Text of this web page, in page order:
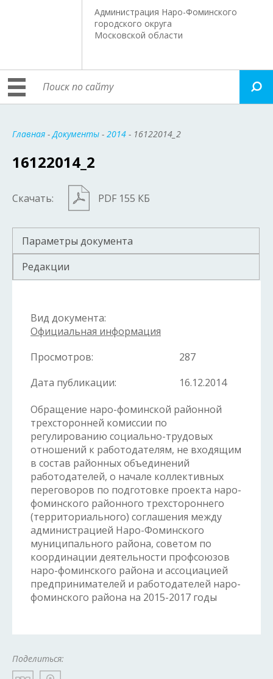
Администрация Наро-Фоминского
городского округа
Московской области
Главная -Документы - 2014 - 16122014_2
16122014_2
Скачать: PDF 155 КБ
Параметры документа
Редакции
Вид документа:
Официальная информация
Просмотров:
287
Дата публикации:
16.12.2014
Обращение наро-фоминской районной
трехсторонней комиссии по
регулированию социально-трудовых
отношений к работодателям, не входящим
в состав районных объединений
работодателей, о начале коллективных
переговоров по подготовке проекта наро-
фоминского районного трехстороннего
(территориального) соглашения между
администрацией Наро-Фоминского
муниципального района, советом по
координации деятельности профсоюзов
наро-фоминского района и ассоциацией
предпринимателей и работодателей наро-
фоминского района на 2015-2017 годы
Поделиться: